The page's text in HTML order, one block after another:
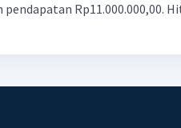
Rp11.000.000,00.